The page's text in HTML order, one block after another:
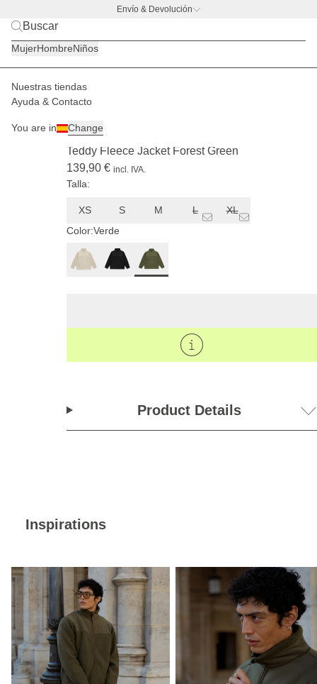
Envío & Devolución
MujerHombreNiños
Nuestras tiendas
Ayuda & Contacto
You are in Change
Hombre Chaquetas
Teddy Fleece Jacket Forest Green
139,90 € incl. IVA.
Talla:
XS S M L
XL
Color:Verde
Product Details
Inspirations